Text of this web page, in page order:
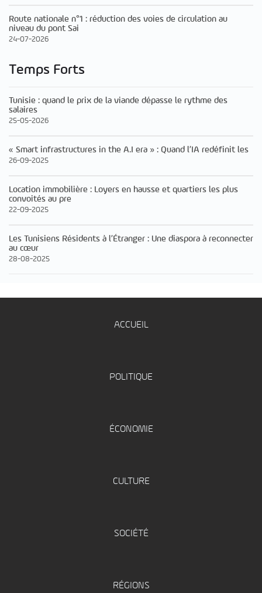
Route nationale n°1 : réduction des voies de circulation au
niveau du pont Sai
24-07-2026
Temps Forts
Tunisie : quand le prix de la viande dépasse le rythme des
salaires
25-05-2026
« Smart infrastructures in the A.I era » : Quand l’IA redéfinit les
26-09-2025
Location immobilière : Loyers en hausse et quartiers les plus
convoités au pre
22-09-2025
Les Tunisiens Résidents à l’Étranger : Une diaspora à reconnecter
au cœur
28-08-2025
ACCUEIL
POLITIQUE
ÉCONOMIE
CULTURE
SOCIÉTÉ
RÉGIONS